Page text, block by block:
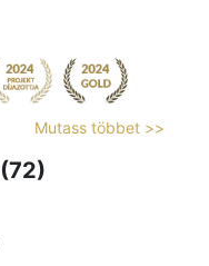
Mutass többet >>
(72)